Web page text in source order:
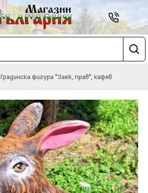
Градинска фигура "Заек, прав", кафяв